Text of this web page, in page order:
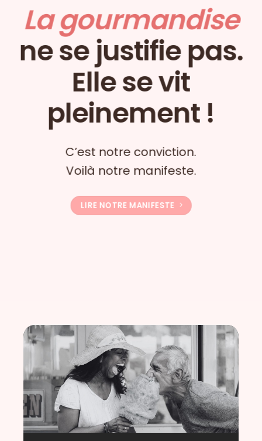
La gourmandise
ne se justifie pas.
Elle se vit
pleinement !
C’est notre conviction.
Voilà notre manifeste.
LIRE NOTRE MANIFESTE